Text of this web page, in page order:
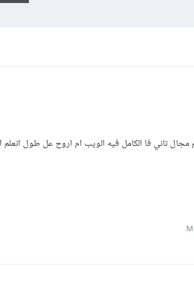
تاني فا الكامل فيه الويب ام اروح عل طول اتعلم